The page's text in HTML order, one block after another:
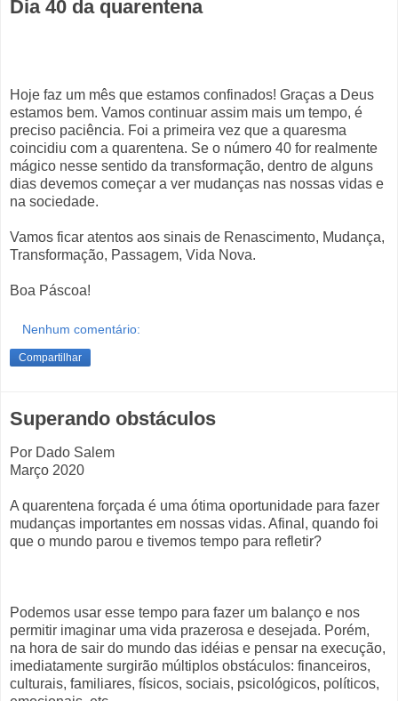
Dia 40 da quarentena
Hoje faz um mês que estamos confinados! Graças a Deus
estamos bem. Vamos continuar assim mais um tempo, é
preciso paciência. Foi a primeira vez que a quaresma
coincidiu com a quarentena. Se o número 40 for realmente
mágico nesse sentido da transformação, dentro de alguns
dias devemos começar a ver mudanças nas nossas vidas e
na sociedade.
Vamos ficar atentos aos sinais de Renascimento, Mudança,
Transformação, Passagem, Vida Nova.
Boa Páscoa!
Nenhum comentário:
Compartilhar
Superando obstáculos
Por Dado Salem
Março 2020
A quarentena forçada é uma ótima oportunidade para fazer
mudanças importantes em nossas vidas. Afinal, quando foi
que o mundo parou e tivemos tempo para refletir?
Podemos usar esse tempo para fazer um balanço e nos
permitir imaginar uma vida prazerosa e desejada. Porém,
na hora de sair do mundo das idéias e pensar na execução,
imediatamente surgirão múltiplos obstáculos: financeiros,
culturais, familiares, físicos, sociais, psicológicos, políticos,